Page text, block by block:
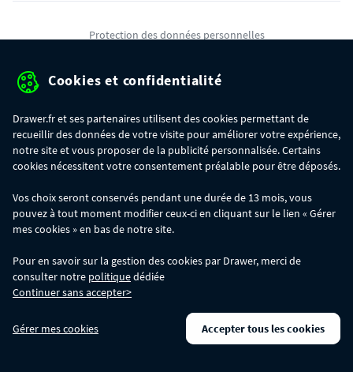
Protection des données personnelles
Gérer mes cookies
commande :
- 30€ sur votre commande dès 300€ d'achat, avec le code BIKINI30
- 50€ sur votre commande dès 500€ d'achat, avec le code BIKINI50
Les codes BIKINI30, BIKINI50 et BIKINI100 ne sont valables que sur
www.drawer.fr; ils ne sont pas cumulables entre eux, ni avec d'autres codes
promotionnels. La remise se calculera automatiquement dans votre panier
lors de la saisie du code adéquat.
DRAWER DAYS- Du 29/07 au 18/08 inclus : profitez de remises allant jusqu'à
-50% sur une large sélection de produits. Opération valable dans la limite des
Cookies et confidentialité
Drawer.fr et ses partenaires utilisent des cookies permettant de
recueillir des données de votre visite pour améliorer votre expérience,
notre site et vous proposer de la publicité personnalisée. Certains
cookies nécessitent votre consentement préalable pour être déposés.
Vos choix seront conservés pendant une durée de 13 mois, vous
pouvez à tout moment modifier ceux-ci en cliquant sur le lien « Gérer
mes cookies » en bas de notre site.
Pour en savoir sur la gestion des cookies par Drawer, merci de
consulter notre politiquedédiée
Continuer sans accepter>
Gérer mes cookies Accepter tous les cookies